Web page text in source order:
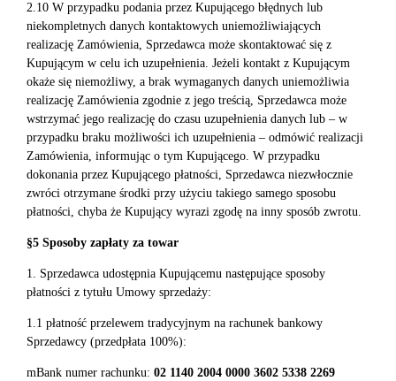
2.10 W przypadku podania przez Kupującego błędnych lub
niekompletnych danych kontaktowych uniemożliwiających
realizację Zamówienia, Sprzedawca może skontaktować się z
Kupującym w celu ich uzupełnienia. Jeżeli kontakt z Kupującym
okaże się niemożliwy, a brak wymaganych danych uniemożliwia
realizację Zamówienia zgodnie z jego treścią, Sprzedawca może
wstrzymać jego realizację do czasu uzupełnienia danych lub – w
przypadku braku możliwości ich uzupełnienia – odmówić realizacji
Zamówienia, informując o tym Kupującego. W przypadku
dokonania przez Kupującego płatności, Sprzedawca niezwłocznie
zwróci otrzymane środki przy użyciu takiego samego sposobu
płatności, chyba że Kupujący wyrazi zgodę na inny sposób zwrotu.
§5 Sposoby zapłaty za towar
1. Sprzedawca udostępnia Kupującemu następujące sposoby
płatności z tytułu Umowy sprzedaży:
1.1 płatność przelewem tradycyjnym na rachunek bankowy
Sprzedawcy (przedpłata 100%):
mBank numer rachunku: 02 1140 2004 0000 3602 5338 2269